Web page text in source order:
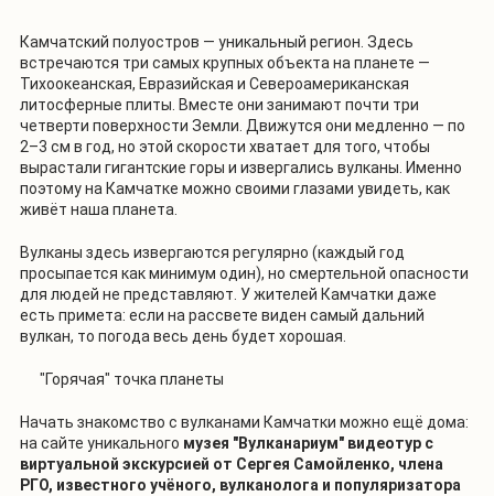
Камчатский полуостров — уникальный регион. Здесь
встречаются три самых крупных объекта на планете —
Тихоокеанская, Евразийская и Североамериканская
литосферные плиты. Вместе они занимают почти три
четверти поверхности Земли. Движутся они медленно — по
2–3 см в год, но этой скорости хватает для того, чтобы
вырастали гигантские горы и извергались вулканы. Именно
поэтому на Камчатке можно своими глазами увидеть, как
живёт наша планета.
Вулканы здесь извергаются регулярно (каждый год
просыпается как минимум один), но смертельной опасности
для людей не представляют. У жителей Камчатки даже
есть примета: если на рассвете виден самый дальний
вулкан, то погода весь день будет хорошая.
"Горячая" точка планеты
Начать знакомство с вулканами Камчатки можно ещё дома:
на сайте уникального музея "Вулканариум" видеотур с
виртуальной экскурсией от Сергея Самойленко, члена
РГО, известного учёного, вулканолога и популяризатора